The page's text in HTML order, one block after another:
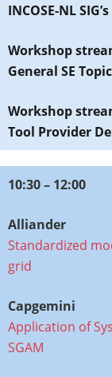
INCOSE-NL SIG’s​
Workshop
General SE
Workshop
Tool Provider
10:30 – 12:00
Alliander
Standardized
grid
Capgemini
Application of
SGAM